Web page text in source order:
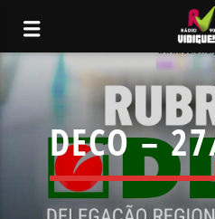
DECO –